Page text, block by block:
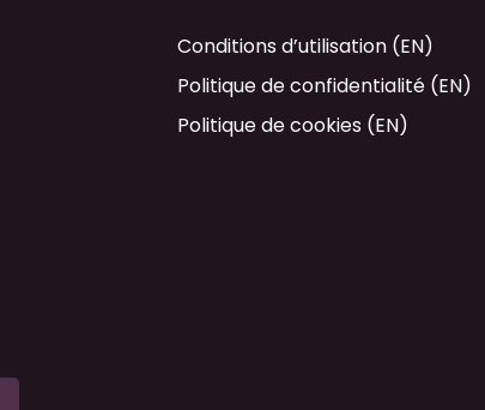
Conditions d’utilisation (EN)
Politique de confidentialité (EN)
Politique de cookies (EN)